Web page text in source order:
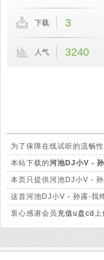
下载 3
人气 3240
为了保障在线试听的流畅
供下载的mp3文件有很大
本站下载的河池DJ小V -
方面绝对保证清脆高清晰。
本页只提供河池DJ小V -
这首河池DJ小V - 孙露-我
处理。
衷心感谢会员 充值u盘cd 上